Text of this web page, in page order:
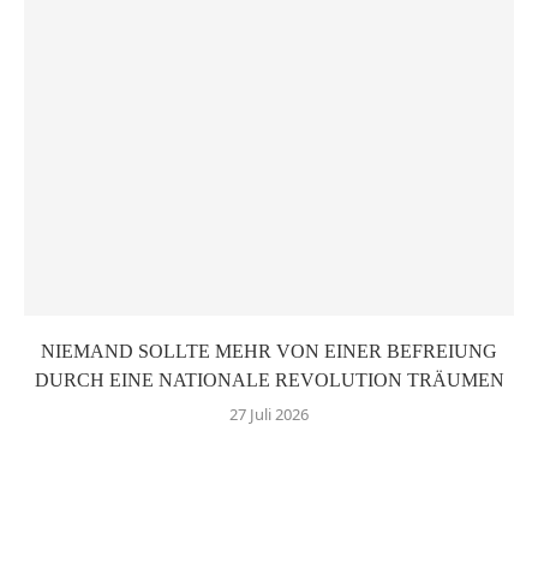
NIEMAND SOLLTE MEHR VON EINER BEFREIUNG
DURCH EINE NATIONALE REVOLUTION TRÄUMEN
27 Juli 2026